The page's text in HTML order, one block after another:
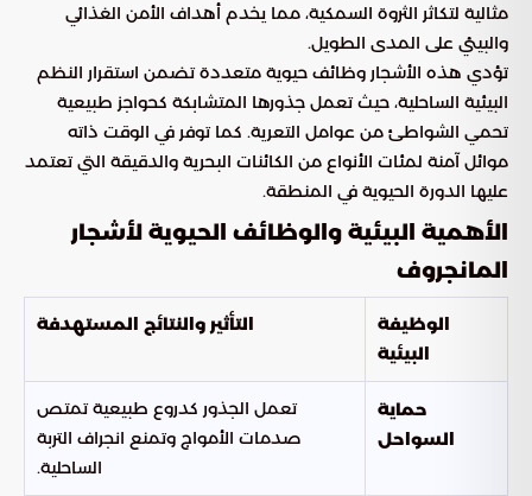
مثالية لتكاثر الثروة السمكية، مما يخدم أهداف الأمن الغذائي
والبيئي على المدى الطويل.
تؤدي هذه الأشجار وظائف حيوية متعددة تضمن استقرار النظم
البيئية الساحلية، حيث تعمل جذورها المتشابكة كحواجز طبيعية
تحمي الشواطئ من عوامل التعرية. كما توفر في الوقت ذاته
موائل آمنة لمئات الأنواع من الكائنات البحرية والدقيقة التي تعتمد
عليها الدورة الحيوية في المنطقة.
الأهمية البيئية والوظائف الحيوية لأشجار
المانجروف
الوظيفة
البيئية
التأثير والنتائج المستهدفة
حماية
السواحل
تعمل الجذور كدروع طبيعية تمتص
صدمات الأمواج وتمنع انجراف التربة
الساحلية.